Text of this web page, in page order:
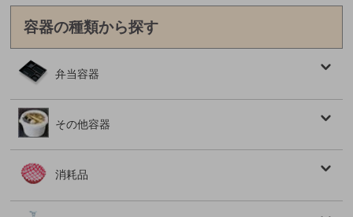
容器の種類から探す
弁当容器
その他容器
消耗品